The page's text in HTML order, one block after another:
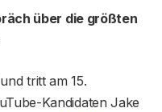
über die größten
tritt am 15.
Kandidaten Jake